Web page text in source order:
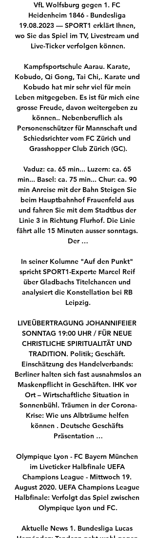
VfL Wolfsburg gegen 1. FC Heidenheim 1846 - Bundesliga 19.08.2023 — SPORT1 erklärt Ihnen, wo Sie das Spiel im TV, Livestream und Live-Ticker verfolgen können.

Kampfsportschule Aarau. Karate, Kobudo, Qi Gong, Tai Chi,. Karate und Kobudo hat mir sehr viel für mein Leben mitgegeben. Es ist für mich eine grosse Freude, davon weitergeben zu können.. Nebenberuflich als Personenschützer für Mannschaft und Schiedsrichter vom FC Zürich und Grasshopper Club Zürich (GC).

Vaduz: ca. 65 min... Luzern: ca. 65 min... Basel: ca. 75 min... Chur: ca. 90 min Anreise mit der Bahn Steigen Sie beim Hauptbahnhof Frauenfeld aus und fahren Sie mit dem Stadtbus der Linie 3 in Richtung Flurhof. Die Linie fährt alle 15 Minuten ausser sonntags. Der …

In seiner Kolumne "Auf den Punkt" spricht SPORT1-Experte Marcel Reif über Gladbachs Titelchancen und analysiert die Konstellation bei RB Leipzig.

LIVEÜBERTRAGUNG JOHANNIFEIER SONNTAG 19:00 UHR / FÜR NEUE CHRISTLICHE SPIRITUALITÄT UND TRADITION. Politik; Geschäft. Einschätzung des Handelverbands: Berliner halten sich fast ausnahmslos an Maskenpflicht in Geschäften. IHK vor Ort – Wirtschaftliche Situation in Sonnenbühl. Träumen in der Corona-Krise: Wie uns Albträume helfen können . Deutsche Geschäfts Präsentation …

Olympique Lyon - FC Bayern München im Liveticker Halbfinale UEFA Champions League - Mittwoch 19. August 2020. UEFA Champions League Halbfinale: Verfolgt das Spiel zwischen Olympique Lyon und FC.

Aktuelle News 1. Bundesliga Lucas Hernández: Tendenz geht wohl gegen Paris Saint-Germain Frankreich PSG gibt vier frühere Coronafälle bekannt Frankreich Ligue 1: Keine 22 Clubs - Amiens und Toulouse steigen ab 1. Bundesliga RB Leipzig will Nationalspieler Henrichs ausleihen 1. Bundesliga Rennais oder Dortmund: Kouassi-Poker geht in die heiße Phase

Heidenheim gegen Wolfsburg live im tv 1. FC vor 5 Stunden — Streame das Spiel jetzt live mit WOW (Anzeige). TV. Wolfsburg - Heidenheim im Fernsehen/Stream Die Partie wird live übertragen bei: WOW.

Die Fußball-Frauen des FC Bayern München starten in Bilbao in das das Finalturnier der Champions League. Das Viertelfinale gegen Titelverteidiger Olympique Lyon findet dort am 22.

Daily Motivation Tips | Legacy Sports 2c - Club baseball team vor 6 Stunden — [[LIVEÜBERTRAGUNG*]] FC Heidenheim gegen VfL Wolfsburg im streaming [[[ONLINE SCHAUEN@]<]] FC Heidenheim gegen VfL 20.01.2024. 18. Spieltag: ...

FC Aarau vs Grasshopper Club Zürich 2020-07-30 18:30 Live Stream, Tipps, Quoten und H2H Statistiken. Klick hier für alle unsere kostenlosen Wett-Tipps und Vorhersagen.

Bundesliga heute: Heidenheim gegen Wolfsburg vor 2 Stunden — Das Spiel kann live bei Sky im TV und Stream verfolgt werden. Bundesliga: 1. FC Heidenheim 1846 gegen VfL Wolfsburg im Liveticker bei SPORT1 ...

FLVW - Westfalenpokalsieger Spieljahr A-Junioren B-Junioren C-Junioren B-Juniorinnen 2018/19 VfL Bochum DSC Arminia Bielefeld VfL Bochum FSV Gütersloh 2009 2017/18 FC Schalke 04 VfL Bochum BV Borussia Dortmund FSV Gütersloh 2009 2016/17 FC Schalke 04 FC Schalke 04 BV Borussia Dortmund FSV Gütersloh 2009 2015/16 VfL Bochum FC Schalke 04 BV Borussia Dortmund FSV Gütersloh 2009

RB Leipzig - 1. FC Köln Anstoß : So. 25.02.2018 18:00, 24. Spieltag - 1. Bundesliga Stadion : Red Bull Arena, Leipzig Aktuelle Livestreams : (Atdhe,

Die Zuschauer fühlten sich ein wenig an das Match gegen den SV Sodingen, ebenfalls ein Westfalenligist, vor 11 Tagen erinnert. Nur dass es diesmal nicht 5 Minuten dauerte, sondern deren 18, bis der Landesliga-Spitzenreiter mit 0:2 auf eigenem Platz im Hintertreffen lag. Gegen den ambitionierten FC aus dem Dortmunder Süden, … Weiterlesen. 1 Feb 2020 Wacker-C-Junioren sind Hallenstadtmeister.

Atalanta Bergamo - Paris Saint-Germain : Mittwoch, 12. August, 21 Uhr: DAZN: Wegen des vertraglich vereinbarten Auswahlverfahrens ist bereits sicher, dass das Viertelfinale von RB Leipzig …

FC Heidenheim gegen VfL Wolfsburg im live tv stream VfL Wolf vor 2 Stunden — 1. FC Heidenheim 1846 gegen VfL Wolfsburg Liveticker Live-Übertragung: Streame das Spiel jetzt live mit WOW (Anzeige). TV. Heidenheim - ...

RB Leipzigs Marcel Sabitzer sieht sein Team gegen Paris Saint-Germain keineswegs chancenlos.. Marcel Sabitzer glaubt an die Finalchance für RB Leipzig beim Champions-League-Turnier in …

Spielpläne, Ergebnisse & Liveticker der Bundesliga, UEFA Champions League, DFB-Pokal, 2. Bundesliga und internationaler Top-Ligen – bei Sky Sport

Mingo Makes It Potte Group vor 10 Stunden — VfL Wolfsburg gegen 1. FC Heidenheim heute live 19.08.2023 — Außerdem alle Infos zur TV-Übertragung und dem Livestream. Der VfL Wolfsburg wird ...

119991, г. Москва, Ленинские горы 1/12, Ботаническ�Turbinen empfangen Essen unter Flutlicht (03.11.2014) Die ursprünglich für den 14. Dezember 2014 (Sonntag) angesetzte Bundesliga-Heimpartie des 1. FFC Turbine Potsdam gegen die SGS Essen vom 13. Spieltag ist vom DFB um zwei Tage auf den 12. Dezember (Freitag) vorgezogen worden. Die Anstoßzeit wurde auf 18:00 Uhr angesetzt. Die Partie ist somit Turbines erstes Heimspiel in dieser Saison.

Der MSV Duisburg empfängt am heutigen Sonntag in der 3. Liga den FC Bayern München II. SPOX zeigt Euch, wo und wann Ihr die Partie heute live im TV, Livestream und Liveticker verfolgen könnt.

Alle Audiostreams der Fußball-Bundesliga Bundesliga live hören VfL Wolfsburg gegen 1. FC Köln. 19. Spieltag: Anpfiff Bundesliga live hören 1899 Hoffenheim gegen 1. FC Heidenheim 1846. 19. Spieltag ...

Daten | RB Leipzig - Köln | 23.11.2019 – Holen Sie sich die neuesten Nachrichten, Ergebnisse, Spielpläne, Video-Highlights und mehr von Sky Sport

Julian Weinberger konnte die Partie Hartberg gegen den LASK nicht fortführen, nachdem er aus kurzer Distanz von einem verunglückten Passversuch mitten im Gesicht getroffen wurde.

Örebro Syrianska-Sollentuna. Örebro Syrianska. VS Saturday, 18 July, 2020, 14:00. Sollentuna. Prognose Es gibt keine Ergebnisse. Die Wetten der Buchmacher.

Das Nachholspiel der Ersten am Samstag, gegen SG Bockum-Hövel am kommenden Samstag (in Bockum-Hövel) fällt aus! tietz 2013-11-20T18:29:55+01:00 November 20th, 2013 | Fußball, Senioren | 0 Kommentare. Ähnliche Beiträge Fotoausstellung „Miteinander!“ März 10th, 2020 | 0 Kommentare. Ergebnisse vom 2. Spieltag. August 27th, 2019 | 0 Kommentare. Auftaktsieg im Unterzahl gegen selbst.

1. FC Heidenheim 1846 vs VfL Wolfsburg Hier hörst du das nächste 1. FC Heidenheim 1846 vs. VfL Wolfsburg Spiel der 2. Fußball Bundesliga live im Radio. Ob im ARD Livestream, Fanradio Livestream ...

Impressionen vom DFB-Pokalfinale der Wölfinnen gegen die SGS Essen. Weiterlesen 03.07.2020 Frauen Das Double im Blick. Die VfL-Frauen fiebern dem DFB-Pokalfinale gegen die SGS Essen entgegen. Weiterlesen 01.07.2020 Frauen Vierter Neuzugang perfekt. Nationalspielerin Kathrin Hendrich wechselt vom FC Bayern München zu den VfL-Frauen..

Sehen Sie sich das Profil von Svenja Dresen auf LinkedIn an, dem weltweit größten beruflichen Netzwerk. 1 Job ist im Profil von Svenja Dresen aufgelistet. Sehen Sie sich auf LinkedIn das vollständige Profil an. Erfahren Sie mehr über die Kontakte von Svenja Dresen und über Jobs bei ähnlichen Unternehmen.

FC Bayern München - Olympique Lyon. Champions-League Saison 08/09 - 2. Vorrundenspieltag. Bayern gegen Lyon . Schönes, spannendes Spiel während der Woche mit viele Torszenen. Bayern sehr engagiert - Lyon taktisch sehr gut. Mitte der ersten Halbzeit ging Lyon durch ein Eigentor von Demichelis 0:1 in Führung. Die Bayern schaffte dann in der 2. Halbzeit durch Ze Roberto noch den verdienten.

FC Schaffhausen. 1 : 1 (0 : 1) FC Vaduz. Neumayr (15.) Breite (1.490 ) : Luca Gut 02.11. 17:45. FC Wil 1900. 2 : 2. FC Vaduz: 13:30:00 . Das war es aus dem Stadion Breite. Wir danken für Ihre.

Die Spannung war zu spüren im Erlenaustadion. Beide Mannschaften gingen mit dem guten Gefühl, einer gut gelaufenen Meisterschaftsvorbereitung in dieses Cupspiel der 1. Hauptrunde des TFV.

8 Einträge für Biergläser in Holsterhausen. Adressen von Firmen zum Suchwort Biergläser aus Holsterhausen Essen, von Clubhaus TUS 1881, Schönebeck Klaus bis Gaststätte Restaurant - …

Club Deportivo Unión La Calera ist ein chilenischer Fußballverein aus La Calera.Der 1954 gegründete Verein, der bis heute noch nie chilenischer Fußballmeister wurde, spielt derzeit in der Primera División und trägt seine Heimspiele im Estadio Municipal Nicolás Chahuán aus, das Platz bietet für 10.000 Zuschauer.

HR Jobs in Winterthur. Winterthur ist ein schnell wachsendes eigenständiges Wirtschaftszentrum in der Nähe von Zürich. Im Großraum leben mehr als 180.000 Einwohner. Der Arbeitsmarkt hält derzeit mehr als 50.000 Jobs in Winterthur bereit, gute Chancen, dass auch …

VfL Wolfsburg - RB Leipzig: Anstoßzeit, Austragungsort, Schiedsrichter Das Spiel zwischen dem VfL Wolfsburg und RB Leipzig findet am heutigen Samstag, den 7. März, um 15.30 Uhr statt....

Aufstellungen, Spielerwechsel, Torschützen, Karten und weitere Statistiken zum Segunda Liga-Spiel zwischen Benfica Lisbon B und Academica de Coimbra aus der Saison 2017/2018.

Bayern München hat im Halbfinalrückspiel in Lyon mit 3:0 klar gegen Olympique gewonnen. Das Hinspiel eine Woche zuvor hatten die Bayern mit 1:0 für sich entscheiden können. Die Bayern dominierten in der ersten Hälfte, nach der Pause wurde das Spiel fahriger. Großer Abräumer des Spiels ist Ivica Olic, der drei Tore zum Sieg beitrug. Die […]

Allerdings muss man einfach mal anmerken wenn man in SH, Aarau oder Thun schon immer singt "Hurra das ganze Dorf ist da", 9100 für ein solches Spiel in Zürich (grössere Stadt als Thun). Grasshopper-Club Zürich 12 8556 17666 3800 1 18100 47.3% 102'666 7994 1/11 …

Die Debeka-Gruppe gehört mit ihrem vielfältigen Versicherungs- und Finanzdienstleistungsangebot zu den Top Five der Versicherungs- und Bausparbranche in Deutschland.

1 day ago · IFK Mariehamn - FC Haka im Liveticker 4. Spieltag Veikkausliiga - Mittwoch 22. Juli 2020. Veikkausliiga 4. Spieltag: Verfolgt